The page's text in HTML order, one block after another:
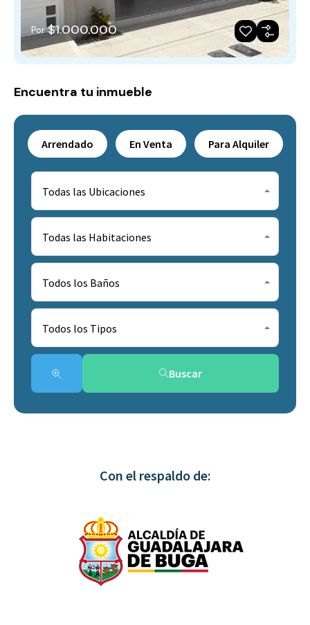
Por $1.000.000
Encuentra tu inmueble
Arrendado En Venta Para Alquiler
Todas las Ubicaciones
Todas las Habitaciones
Todos los Baños
Todos los Tipos
Buscar
Con el respaldo de: